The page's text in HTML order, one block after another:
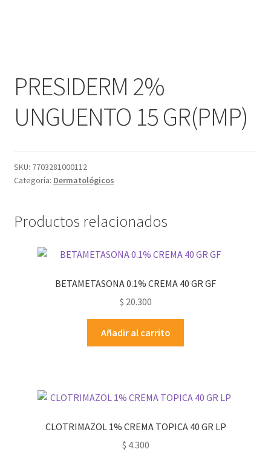
PRESIDERM 2%
UNGUENTO 15 GR(PMP)
SKU: 7703281000112
Categoría: Dermatológicos
Productos relacionados
BETAMETASONA 0.1% CREMA 40 GR GF
$ 20.300
Añadir al carrito
CLOTRIMAZOL 1% CREMA TOPICA 40 GR LP
$ 4.300